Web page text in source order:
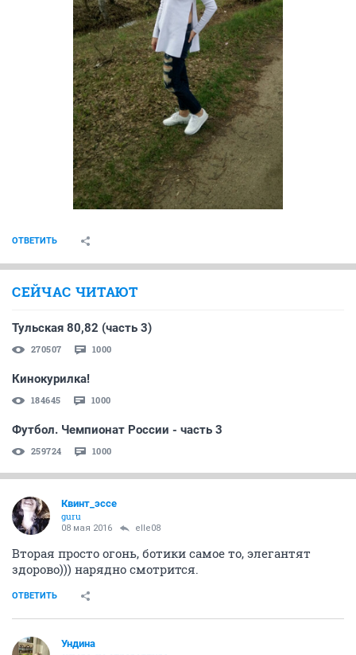
ОТВЕТИТЬ
СЕЙЧАС ЧИТАЮТ
Тульская 80,82 (часть 3)
270507 1000
Кинокурилка!
184645 1000
Футбол. Чемпионат России - часть 3
259724 1000
Квинт_эссе
guru
08 мая 2016 elle08
Вторая просто огонь, ботики самое то, элегантят
здорово))) нарядно смотрится.
ОТВЕТИТЬ
Ундинa